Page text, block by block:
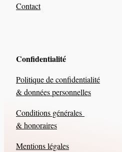
Contact
Confidentialité
Politique de confidentialité
& données personnelles
Conditions générales
& honoraires
Mentions légales